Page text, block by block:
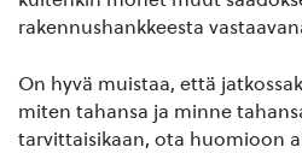
rakennushankkeesta
On hyvä muistaa, että
miten tahansa ja minne
tarvittaisikaan, ota huomioon